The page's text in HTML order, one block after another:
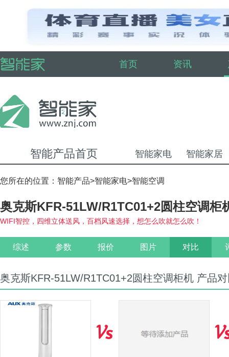
首页 资讯
智能产品首页 智能家电 智能家居
您所在的位置： 智能产品>智能家电>智能空调
奥克斯KFR-51LW/R1TC01+2圆柱空调柜
WIFI智控，四维立体送风，百档风速选择，想怎么吹就怎么吹！
综述 参数 报价 图片 对比
奥克斯KFR-51LW/R1TC01+2圆柱空调柜机 产品